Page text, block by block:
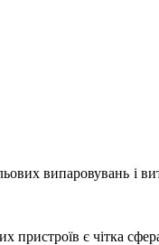
випаровувань і
є чітка